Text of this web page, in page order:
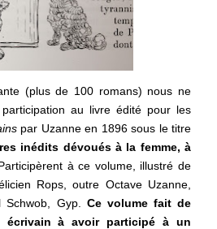
(plus de 100 romans) nous ne
au livre édité pour les
par Uzanne en 1896 sous le titre
inédits dévoués à la femme, à
à ce volume, illustré de
Rops, outre Octave Uzanne,
Schwob, Gyp. Ce volume fait de
écrivain à avoir participé à un